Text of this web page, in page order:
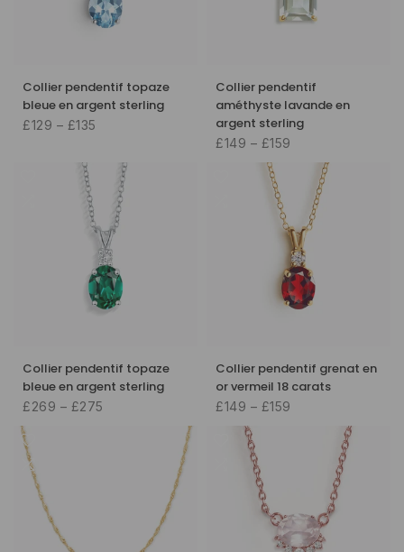
Collier pendentif topaze
bleue en argent sterling
£129 – £135
Collier pendentif
améthyste lavande en
argent sterling
£149 – £159
Collier pendentif topaze
bleue en argent sterling
£269 – £275
Collier pendentif grenat en
or vermeil 18 carats
£149 – £159